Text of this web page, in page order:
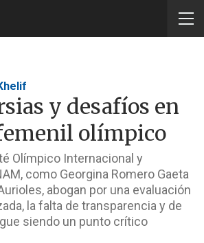
y desafíos en
olímpico
Olímpico Internacional y
como Georgina Romero Gaeta
abogan por una evaluación
la falta de transparencia y de
siendo un punto crítico